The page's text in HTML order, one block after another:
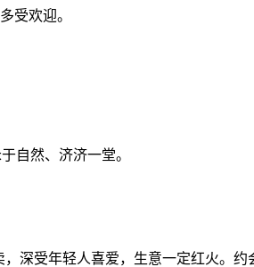
受欢迎。
自然、济济一堂。
深受年轻人喜爱，生意一定红火。约